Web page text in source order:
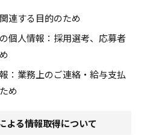
連する目的のため
個人情報：採用選考、応募者
：業務上のご連絡・給与支払
め
る情報取得について